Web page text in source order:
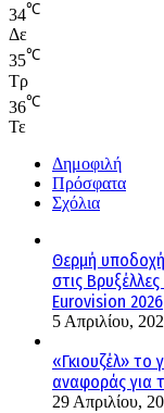
34℃
Δε
35℃
Τρ
36℃
Τε
Δημοφιλή
Πρόσφατα
Σχόλια
Θερμή
στις
Eurovision 2026
5 Απριλίου,
«Γκιουζέλ» το
αναφοράς για
29 Απριλίου,